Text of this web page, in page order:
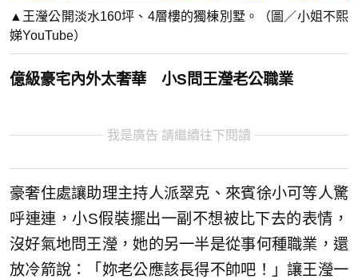
▲王瀅公開淡水160坪、4層樓的獨棟別墅。（圖／小姐不熙
娣YouTube）
億級豪宅內外太奢華 小S問王瀅老公職業
我是廣告 請繼續往下閱讀
豪奢住處讓助理主持人派翠克、來賓徐小可等人驚
呼連連，小S假裝擺出一副不想被比下去的表情，
沒好氣地問王瀅，她的另一半是從事何種職業，還
放冷箭說：「妳老公應該長得不帥吧！」讓王瀅一